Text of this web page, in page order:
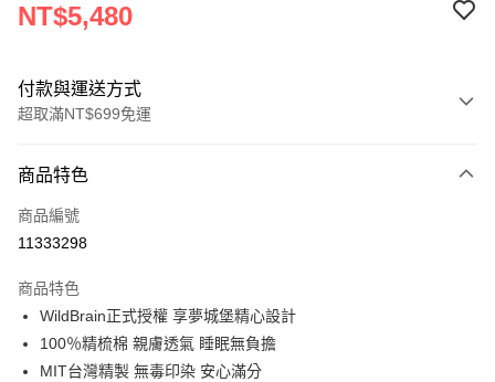
NT$5,480
付款與運送方式
超取滿NT$699免運
信用卡一次付款
超商取貨付款
Apple Pay
街口支付
商品特色
商品編號
11333298
商品特色
WildBrain正式授權 享夢城堡精心設計
100％精梳棉 親膚透氣 睡眠無負擔
MIT台灣精製 無毒印染 安心滿分